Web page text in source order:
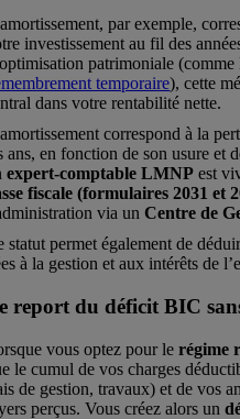
par exemple,
investissement au fil des
patrimoniale
temporaire), cette
dans votre rentabilité nette.
correspond à la
ans, en fonction de son usure et
expert-comptable LMNP est
fiscale (formulaires 2031 et
via unCentre de
statut permet également de
à la gestion et aux intérêts de
report du déficit BIC
vous optez pour lerégime
le cumul de vos charges
de gestion, travaux) et de vos
perçus. Vous créez alors un